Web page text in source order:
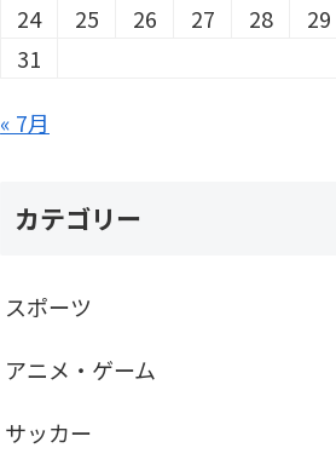
24
25 26 27 28 29
31
« 7月
カテゴリー
スポーツ
アニメ・ゲーム
サッカー